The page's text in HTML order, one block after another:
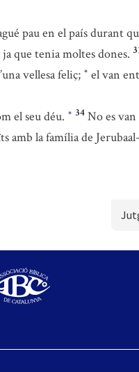
pau en el país durant
que tenia moltes dones.
vellesa feliç; * el van
el seu déu. * 34 No es
amb la família de